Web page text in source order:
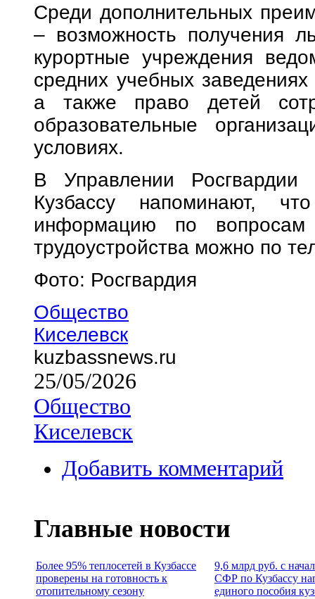
Среди дополнительных
– возможность получения
курортные учреждения
средних учебных
а также право детей
образовательные
условиях.
В Управлении
Кузбассу напоминают,
информацию по
трудоустройства можно по
Фото: Росгвардия
Общество
Киселевск
kuzbassnews.ru
25/05/2026
Общество
Киселевск
Добавить комментарий
Главные новости
Более 95% теплосетей в Кузбассе
проверены на готовность к
отопительному сезону
9,6 млрд руб. с
СФР по Кузбассу
единого пособия